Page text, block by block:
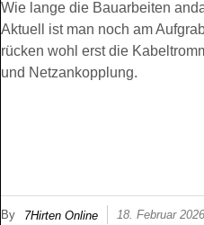
Wie lange die Bauarbeiten
Aktuell ist man noch am
rücken wohl erst die
und Netzankopplung.
By 7Hirten Online 18. Februar 2026